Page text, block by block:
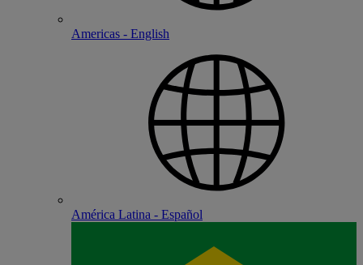
Americas - English
América Latina - Español